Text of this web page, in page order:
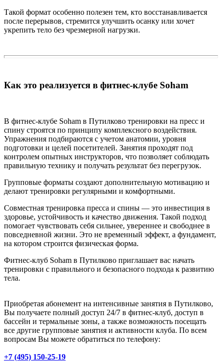
Такой формат особенно полезен тем, кто восстанавливается
после перерывов, стремится улучшить осанку или хочет
укрепить тело без чрезмерной нагрузки.
Как это реализуется в фитнес-клубе Soham
В фитнес-клубе Soham в Путилково тренировки на пресс и
спину строятся по принципу комплексного воздействия.
Упражнения подбираются с учетом анатомии, уровня
подготовки и целей посетителей. Занятия проходят под
контролем опытных инструкторов, что позволяет соблюдать
правильную технику и получать результат без перегрузок.
Групповые форматы создают дополнительную мотивацию и
делают тренировки регулярными и комфортными.
Совместная тренировка пресса и спины — это инвестиция в
здоровье, устойчивость и качество движения. Такой подход
помогает чувствовать себя сильнее, увереннее и свободнее в
повседневной жизни. Это не временный эффект, а фундамент,
на котором строится физическая форма.
Фитнес-клуб Soham в Путилково приглашает вас начать
тренировки с правильного и безопасного подхода к развитию
тела.
Приобретая абонемент на интенсивные занятия в Путилково,
Вы получаете полный доступ 24/7 в фитнес-клуб, доступ в
бассейн и термальные зоны, а также возможность посещать
все другие групповые занятия и активности клуба. По всем
вопросам Вы можете обратиться по телефону:
+7 (495) 150-25-19